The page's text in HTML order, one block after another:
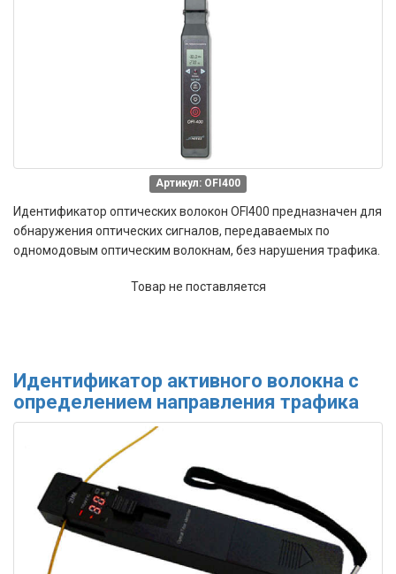
Артикул: OFI400
Идентификатор оптических волокон OFI400 предназначен для
обнаружения оптических сигналов, передаваемых по
одномодовым оптическим волокнам, без нарушения трафика.
Товар не поставляется
Идентификатор активного волокна с
определением направления трафика